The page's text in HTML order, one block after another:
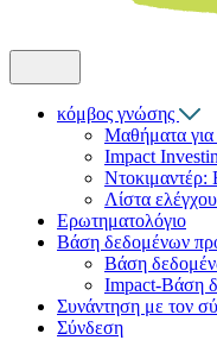
κόμβος γνώσης
Μαθήματα για
Impact
Ντοκιμαντέρ:
Λίστα
Ερωτηματολόγιο
Βάση δεδομένων
Βάση
Impact-Βάση
Συνάντηση με τον
Σύνδεση